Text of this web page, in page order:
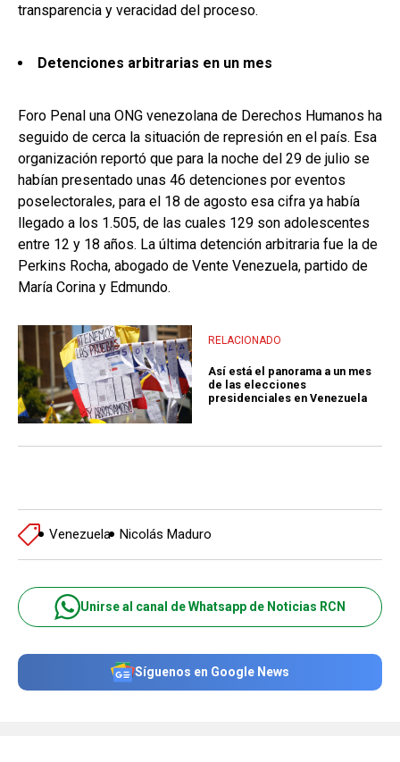
transparencia y veracidad del proceso.
Detenciones arbitrarias en un mes
Foro Penal una ONG venezolana de Derechos Humanos ha
seguido de cerca la situación de represión en el país. Esa
organización reportó que para la noche del 29 de julio se
habían presentado unas 46 detenciones por eventos
poselectorales, para el 18 de agosto esa cifra ya había
llegado a los 1.505, de las cuales 129 son adolescentes
entre 12 y 18 años. La última detención arbitraria fue la de
Perkins Rocha, abogado de Vente Venezuela, partido de
María Corina y Edmundo.
RELACIONADO
Así está el panorama a un mes
de las elecciones
presidenciales en Venezuela
Venezuela Nicolás Maduro
Unirse al canal de Whatsapp de Noticias RCN
Síguenos en Google News